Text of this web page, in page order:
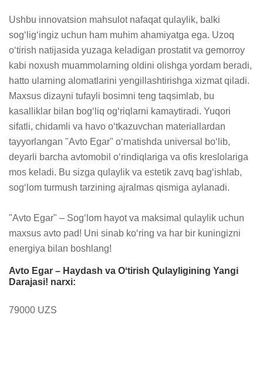
Ushbu innovatsion mahsulot nafaqat qulaylik, balki
sogʻligʻingiz uchun ham muhim ahamiyatga ega. Uzoq
oʻtirish natijasida yuzaga keladigan prostatit va gemorroy
kabi noxush muammolarning oldini olishga yordam beradi,
hatto ularning alomatlarini yengillashtirishga xizmat qiladi.
Maxsus dizayni tufayli bosimni teng taqsimlab, bu
kasalliklar bilan bogʻliq ogʻriqlarni kamaytiradi. Yuqori
sifatli, chidamli va havo oʻtkazuvchan materiallardan
tayyorlangan "Avto Egar" oʻrnatishda universal boʻlib,
deyarli barcha avtomobil oʻrindiqlariga va ofis kreslolariga
mos keladi. Bu sizga qulaylik va estetik zavq bagʻishlab,
sogʻlom turmush tarzining ajralmas qismiga aylanadi.
"Avto Egar" – Sogʻlom hayot va maksimal qulaylik uchun
maxsus avto pad! Uni sinab koʻring va har bir kuningizni
energiya bilan boshlang!
Avto Egar – Haydash va Oʻtirish Qulayligining Yangi
Darajasi! narxi:
79000 UZS